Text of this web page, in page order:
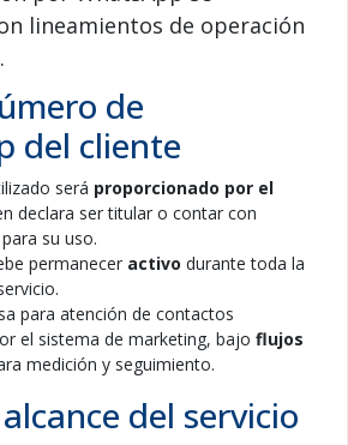
lineamientos de operación
de
del cliente
será proporcionado por el
declara ser titular o contar con
su uso.
permanecer activo durante toda la
para atención de contactos
el sistema de marketing, bajo flujos
medición y seguimiento.
del servicio